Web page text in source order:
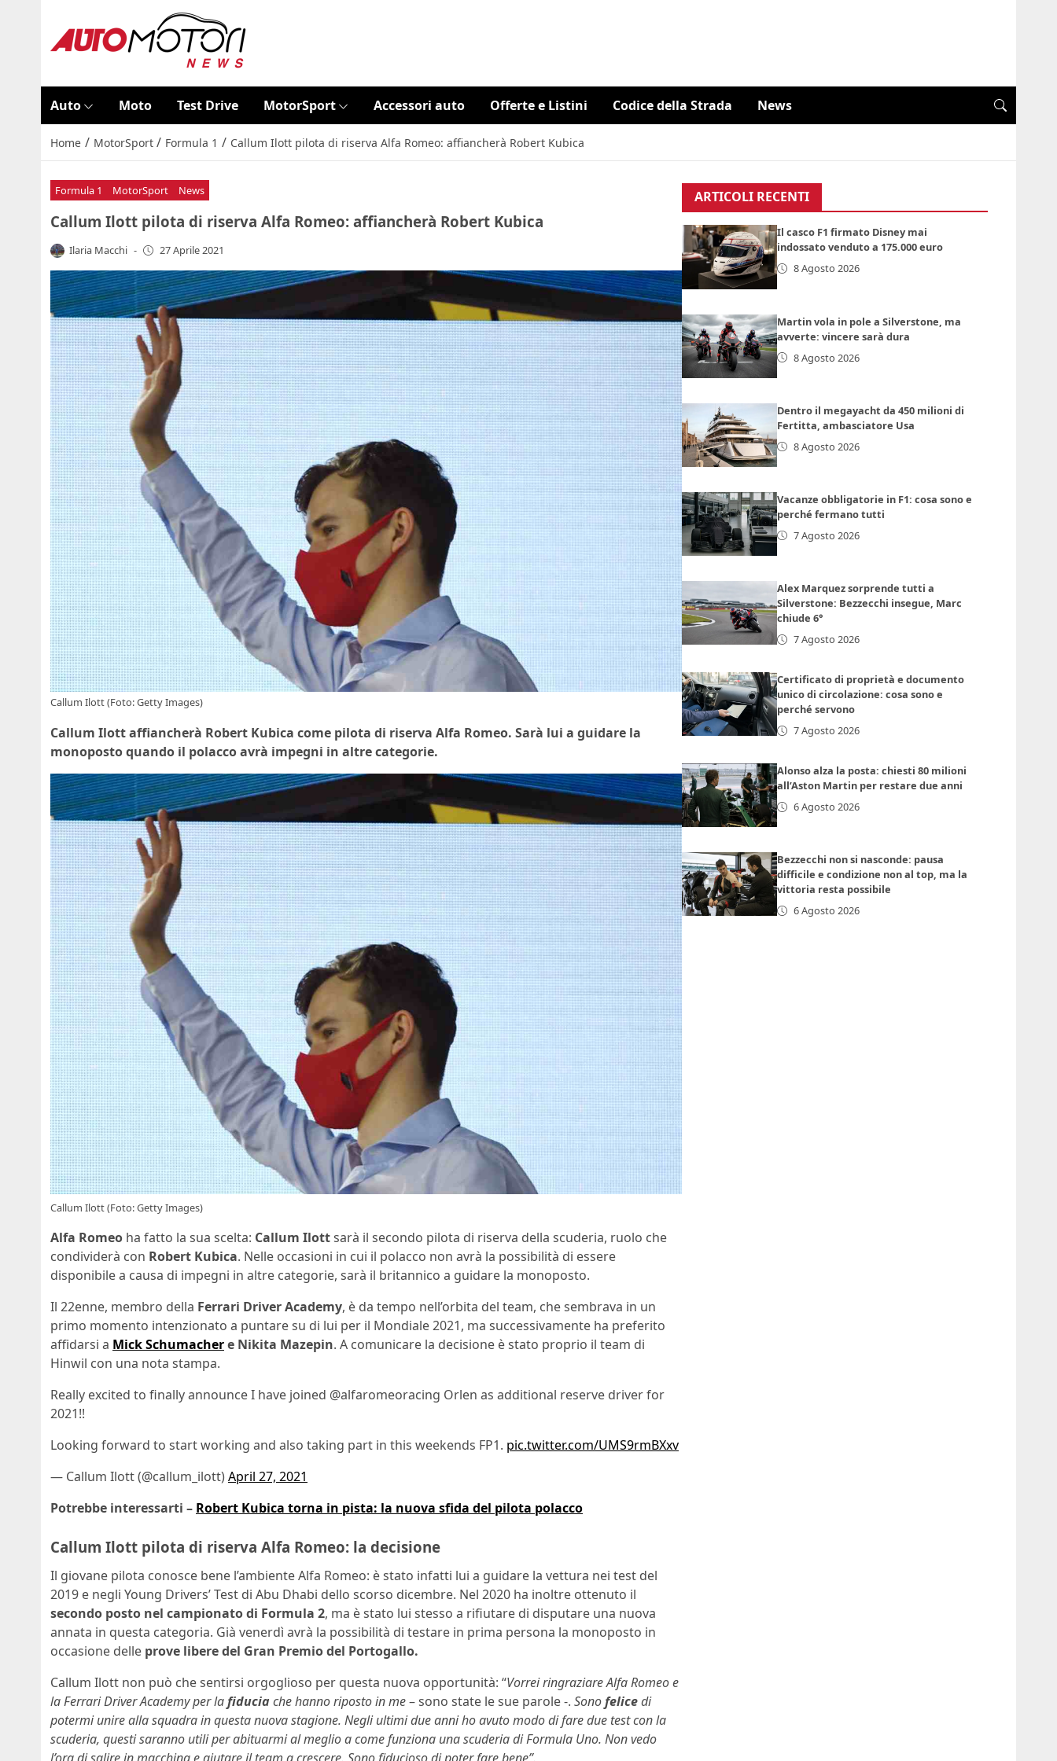
Auto Moto Test Drive MotorSport Accessori auto Offerte e Listini Codice della Strada News
Home / MotorSport / Formula 1 / Callum Ilott pilota di riserva Alfa Romeo: affiancherà Robert Kubica
Formula 1 MotorSport News
Callum Ilott pilota di riserva Alfa Romeo: affiancherà Robert Kubica
Ilaria Macchi - 27 Aprile 2021
Callum Ilott (Foto: Getty Images)
Callum Ilott affiancherà Robert Kubica come pilota di riserva Alfa Romeo. Sarà lui a guidare la
monoposto quando il polacco avrà impegni in altre categorie.
Callum Ilott (Foto: Getty Images)
Alfa Romeo ha fatto la sua scelta: Callum Ilottsarà il secondo pilota di riserva della scuderia, ruolo che
condividerà con Robert Kubica. Nelle occasioni in cui il polacco non avrà la possibilità di essere
disponibile a causa di impegni in altre categorie, sarà il britannico a guidare la monoposto.
Il 22enne, membro della Ferrari Driver Academy, è da tempo nell’orbita del team, che sembrava in un
primo momento intenzionato a puntare su di lui per il Mondiale 2021, ma successivamente ha preferito
affidarsi a Mick Schumachere Nikita Mazepin. A comunicare la decisione è stato proprio il team di
Hinwil con una nota stampa.
Really excited to finally announce I have joined @alfaromeoracing Orlen as additional reserve driver for
2021!!
Looking forward to start working and also taking part in this weekends FP1. pic.twitter.com/UMS9rmBXxv
— Callum Ilott (@callum_ilott)April 27, 2021
Potrebbe interessarti – Robert Kubica torna in pista: la nuova sfida del pilota polacco
Callum Ilott pilota di riserva Alfa Romeo: la decisione
Il giovane pilota conosce bene l’ambiente Alfa Romeo: è stato infatti lui a guidare la vettura nei test del
2019 e negli Young Drivers’ Test di Abu Dhabi dello scorso dicembre. Nel 2020 ha inoltre ottenuto il
secondo posto nel campionato di Formula 2, ma è stato lui stesso a rifiutare di disputare una nuova
annata in questa categoria. Già venerdì avrà la possibilità di testare in prima persona la monoposto in
occasione delle prove libere del Gran Premio del Portogallo.
Callum Ilott non può che sentirsi orgoglioso per questa nuova opportunità: “Vorrei ringraziare Alfa Romeo e
la Ferrari Driver Academy per lafiduciache hanno riposto in me– sono state le sue parole -. Sonofelicedi
potermi unire alla squadra in questa nuova stagione. Negli ultimi due anni ho avuto modo di fare due test con la
scuderia, questi saranno utili per abituarmi al meglio a come funziona una scuderia di Formula Uno. Non vedo
ARTICOLI RECENTI
Il casco F1 firmato Disney mai
indossato venduto a 175.000 euro
8 Agosto 2026
Martin vola in pole a Silverstone, ma
avverte: vincere sarà dura
8 Agosto 2026
Dentro il megayacht da 450 milioni di
Fertitta, ambasciatore Usa
8 Agosto 2026
Vacanze obbligatorie in F1: cosa sono e
perché fermano tutti
7 Agosto 2026
Alex Marquez sorprende tutti a
Silverstone: Bezzecchi insegue, Marc
chiude 6°
7 Agosto 2026
Certificato di proprietà e documento
unico di circolazione: cosa sono e
perché servono
7 Agosto 2026
Alonso alza la posta: chiesti 80 milioni
all’Aston Martin per restare due anni
6 Agosto 2026
Bezzecchi non si nasconde: pausa
difficile e condizione non al top, ma la
vittoria resta possibile
6 Agosto 2026